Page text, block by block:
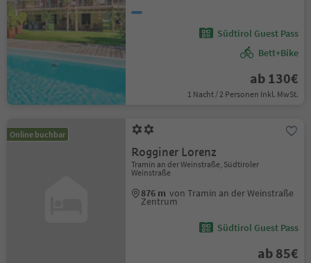
Südtirol Guest Pass
Bett+Bike
ab 130€
1 Nacht / 2 Personen Inkl. MwSt.
Online buchbar
Rogginer Lorenz
Tramin an der Weinstraße, Südtiroler
Weinstraße
876 m von Tramin an der Weinstraße
Zentrum
Südtirol Guest Pass
ab 85€